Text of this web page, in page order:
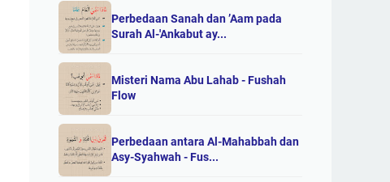
Perbedaan Sanah dan ’Aam pada
Surah Al-'Ankabut ay...
Misteri Nama Abu Lahab - Fushah
Flow
Perbedaan antara Al-Mahabbah dan
Asy-Syahwah - Fus...